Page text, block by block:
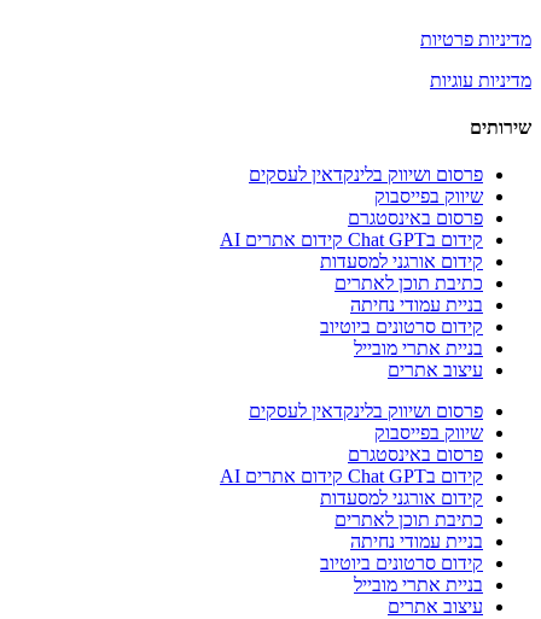
מדיניות פרטיות
מדיניות עוגיות
שירותים
פרסום ושיווק בלינקדאין לעסקים
שיווק בפייסבוק
פרסום באינסטגרם
קידום בChat GPT קידום אתרים AI
קידום אורגני למסעדות
כתיבת תוכן לאתרים
בניית עמודי נחיתה
קידום סרטונים ביוטיוב
בניית אתרי מובייל
עיצוב אתרים
פרסום ושיווק בלינקדאין לעסקים
שיווק בפייסבוק
פרסום באינסטגרם
קידום בChat GPT קידום אתרים AI
קידום אורגני למסעדות
כתיבת תוכן לאתרים
בניית עמודי נחיתה
קידום סרטונים ביוטיוב
בניית אתרי מובייל
עיצוב אתרים